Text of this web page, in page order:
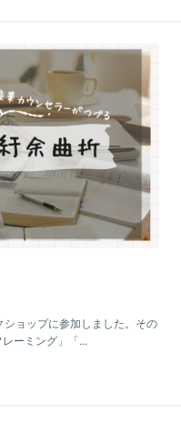
ョップに参加しました。その
ーミング」「...